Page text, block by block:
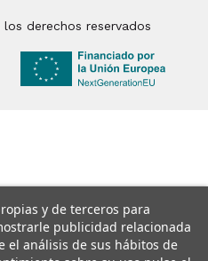
y de terceros para
publicidad relacionada
el análisis de sus hábitos de
derechos reservados